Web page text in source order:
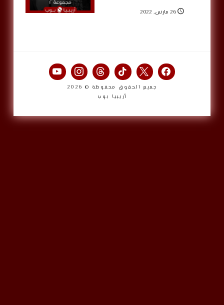
26 مارس, 2022
جميع الحقوق محفوظة © 2026
أريبيا بوب